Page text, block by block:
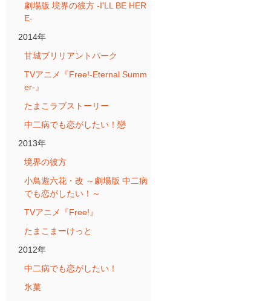
劇場版 境界の彼方 -I'LL BE HER
E-
2014年
甘城ブリリアントパーク
TVアニメ『Free!-Eternal Summ
er-』
たまこラブストーリー
中二病でも恋がしたい！戀
2013年
境界の彼方
小鳥遊六花・改 ～劇場版 中二病
でも恋がしたい！～
TVアニメ『Free!』
たまこまーけっと
2012年
中二病でも恋がしたい！
氷菓